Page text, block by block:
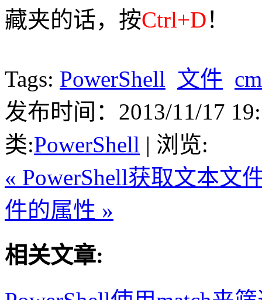
藏夹的话，按Ctrl+D！
Tags: PowerShell 文件
发布时间：2013/11/17
类:PowerShell | 浏览:
« PowerShell获取文本文
件的属性 »
相关文章: